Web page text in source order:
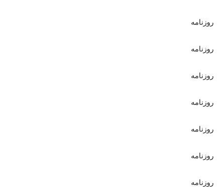
روزنامه
روزنامه
روزنامه
روزنامه
روزنامه
روزنامه
روزنامه